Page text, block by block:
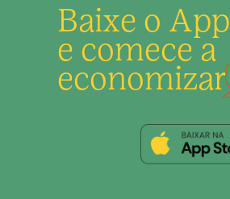
Baixe o App
e comece a
economizar